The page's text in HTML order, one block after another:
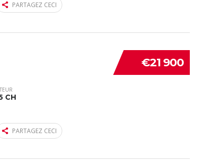
PARTAGEZ CECI
€21 900
CH
PARTAGEZ CECI